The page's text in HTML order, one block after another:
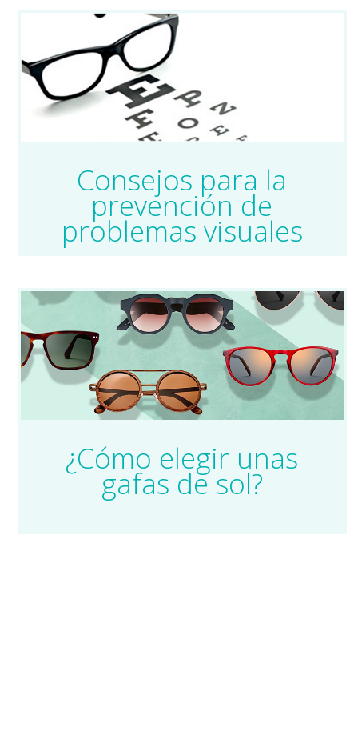
Consejos para la
prevención de
problemas visuales
¿Cómo elegir unas
gafas de sol?